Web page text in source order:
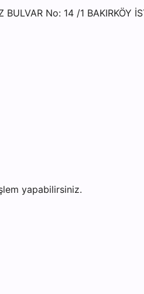
No: 14 /1 BAKIRKÖY
yapabilirsiniz.